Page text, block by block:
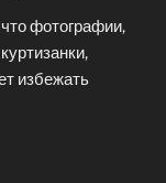
фотографии,
избежать